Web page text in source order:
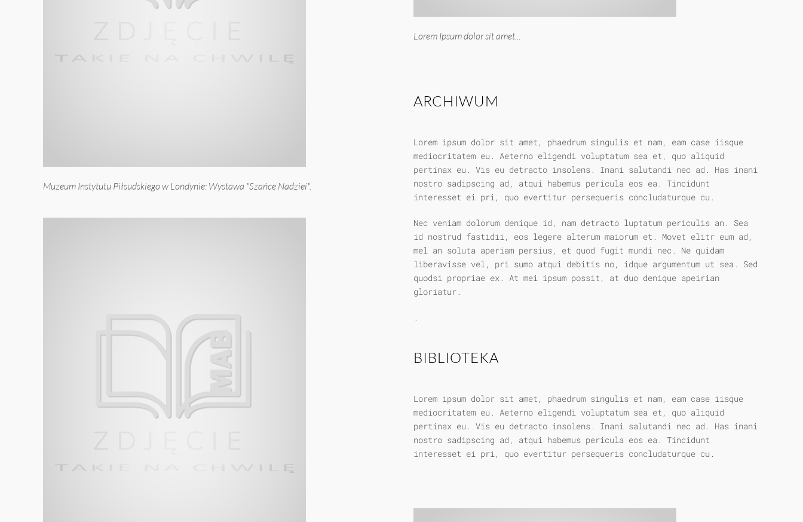
Muzeum Instytutu Piłsudskiego w Londynie: Wystawa "Szańce Nadziei".
Lorem Ipsum dolor sit amet...
ARCHIWUM
Lorem ipsum dolor sit amet, phaedrum singulis et nam, eam case iisque
mediocritatem eu. Aeterno eligendi voluptatum sea et, quo aliquid
pertinax eu. Vis eu detracto insolens. Inani salutandi nec ad. Has inani
nostro sadipscing ad, atqui habemus pericula eos ea. Tincidunt
interesset ei pri, quo evertitur persequeris concludaturque cu.
Nec veniam dolorum denique id, nam detracto luptatum periculis an. Sea
id nostrud fastidii, eos legere alterum maiorum et. Movet elitr eum ad,
mel an soluta aperiam persius, et quod fugit mundi nec. Ne quidam
liberavisse vel, pri sumo atqui debitis no, idque argumentum ut sea. Sed
quodsi propriae ex. At mei ipsum possit, at duo denique apeirian
gloriatur.
.
BIBLIOTEKA
Lorem ipsum dolor sit amet, phaedrum singulis et nam, eam case iisque
mediocritatem eu. Aeterno eligendi voluptatum sea et, quo aliquid
pertinax eu. Vis eu detracto insolens. Inani salutandi nec ad. Has inani
nostro sadipscing ad, atqui habemus pericula eos ea. Tincidunt
interesset ei pri, quo evertitur persequeris concludaturque cu.